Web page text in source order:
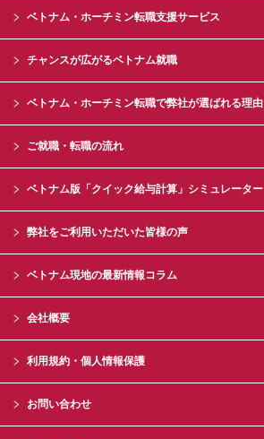
ベトナム・ホーチミン転職支援サービス
チャンスが広がるベトナム就職
ベトナム・ホーチミン転職で弊社が選ばれる理由
ご就職・転職の流れ
ベトナム版「クイック給与計算」シミュレーター
弊社をご利用いただいた皆様の声
ベトナム現地の最新情報コラム
会社概要
利用規約・個人情報保護
お問い合わせ